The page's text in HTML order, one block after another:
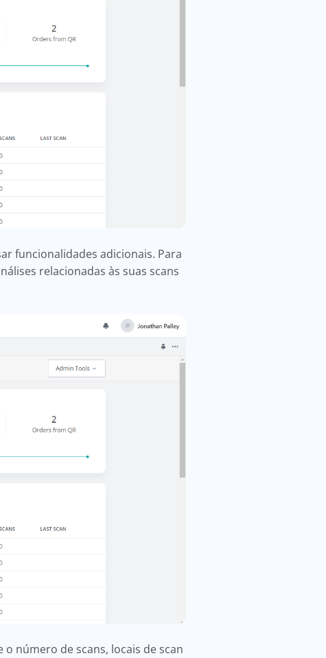
funcionalidades adicionais. Para
relacionadas às suas scans
número de scans, locais de scan